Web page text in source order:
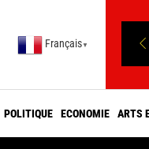
Français ▼
POLITIQUE ECONOMIE ARTS